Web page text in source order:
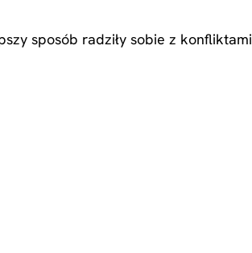
sposób radziły sobie z konfliktami